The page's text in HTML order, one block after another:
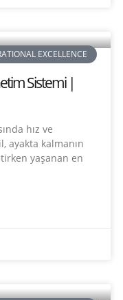
EXCELLENCE
Sistemi |
hız ve
ayakta kalmanın
yaşanan en